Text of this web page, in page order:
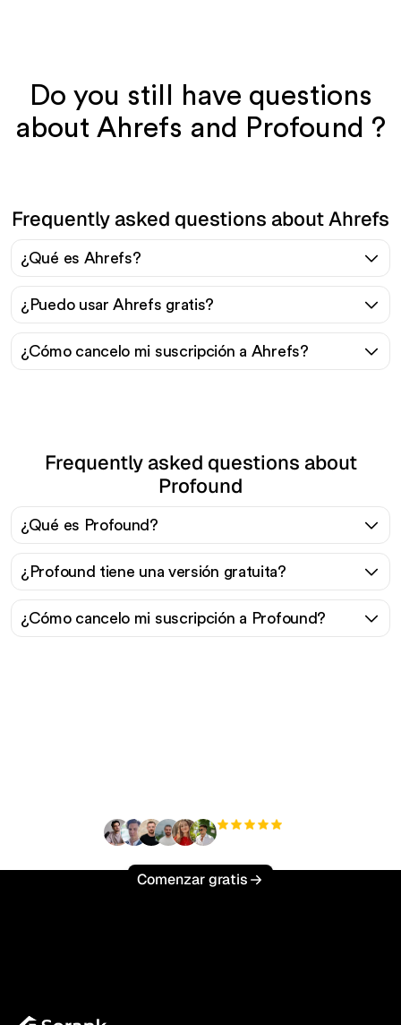
Do you still have questions
about Ahrefs and Profound ?
Frequently asked questions about Ahrefs
¿Qué es Ahrefs?
¿Puedo usar Ahrefs gratis?
¿Cómo cancelo mi suscripción a Ahrefs?
Frequently asked questions about
Profound
¿Qué es Profound?
¿Profound tiene una versión gratuita?
¿Cómo cancelo mi suscripción a Profound?
Comenzar gratis